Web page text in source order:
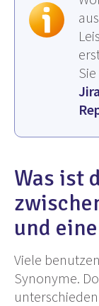
Was ist
und
Viele benutzen
Synonyme.